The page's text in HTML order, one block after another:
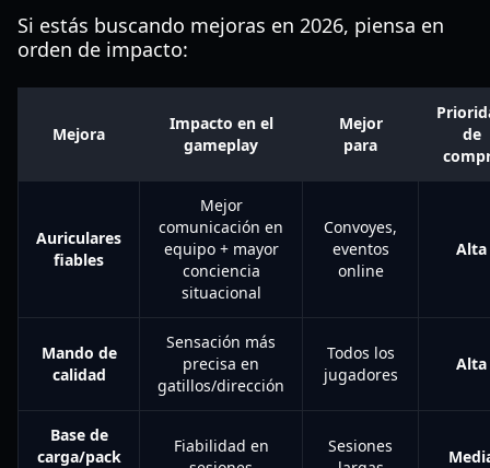
Si estás buscando mejoras en 2026, piensa en
orden de impacto:
Mejora
Impacto en el
gameplay
Mejor
para
de
Auriculares
fiables
Mejor
comunicación en
equipo + mayor
conciencia
situacional
Convoyes,
eventos
online
Alta
Mando de
calidad
Sensación más
precisa en
gatillos/dirección
Todos los
jugadores
Alta
Base de
carga/pack
Fiabilidad en
Sesiones